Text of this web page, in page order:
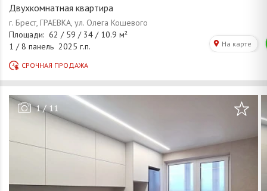
Двухкомнатная квартира
1/11